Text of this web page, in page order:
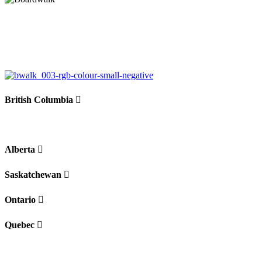
British Columbia
Alberta
Saskatchewan
Ontario
Quebec